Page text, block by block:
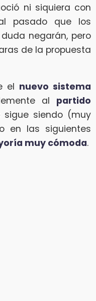
ni siquiera con
pasado que los
negarán, pero
de la propuesta
el nuevo sistema
al partido
sigue siendo (muy
en las siguientes
muy cómoda.